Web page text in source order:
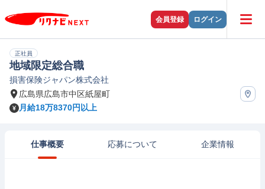
会員登録 ログイン
正社員
地域限定総合職
損害保険ジャパン株式会社
広島県広島市中区紙屋町
月給18万8370円以上
仕事概要 応募について 企業情報